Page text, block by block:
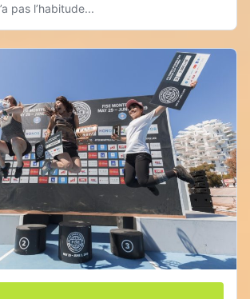
pas l’habitude...